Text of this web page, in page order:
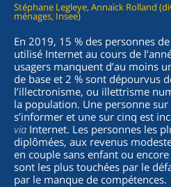
Stéphane Legleye, Annaïck Rolland
ménages, Insee)
En 2019, 15 % des personnes
utilisé Internet au cours de
usagers manquent d’au moins
de base et 2 % sont dépourvus
l’illectronisme, ou illettrisme
la population. Une personne
s’informer et une sur cinq est
via Internet. Les personnes les
diplômées, aux revenus
en couple sans enfant ou
sont les plus touchées par le
par le manque de compétences.